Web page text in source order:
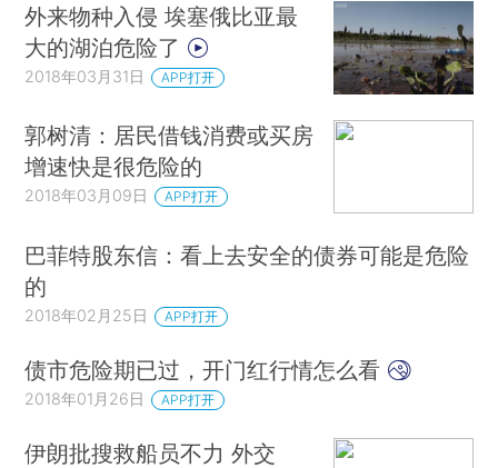
外来物种入侵 埃塞俄比亚最
大的湖泊危险了
2018年03月31日 APP打开
郭树清：居民借钱消费或买房
增速快是很危险的
2018年03月09日 APP打开
巴菲特股东信：看上去安全的债券可能是危险
的
2018年02月25日 APP打开
债市危险期已过，开门红行情怎么看
2018年01月26日 APP打开
伊朗批搜救船员不力 外交